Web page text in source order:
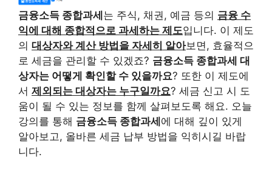
금융소득 종합과세 는 주식, 채권, 예금 등의 금융 수
익에 대해 종합적으로 과세하는 제도입니다. 이 제도
의 대상자와 계산 방법을 자세히 알아보면, 효율적으
로 세금을 관리할 수 있겠죠? 금융소득 종합과세 대
상자는 어떻게 확인할 수 있을까요? 또한 이 제도에
서 제외되는 대상자는 누구일까요? 세금 신고 시 도
움이 될 수 있는 정보를 함께 살펴보도록 해요. 오늘
강의를 통해 금융소득 종합과세 에 대해 깊이 있게
알아보고, 올바른 세금 납부 방법을 익히시길 바랍
니다.